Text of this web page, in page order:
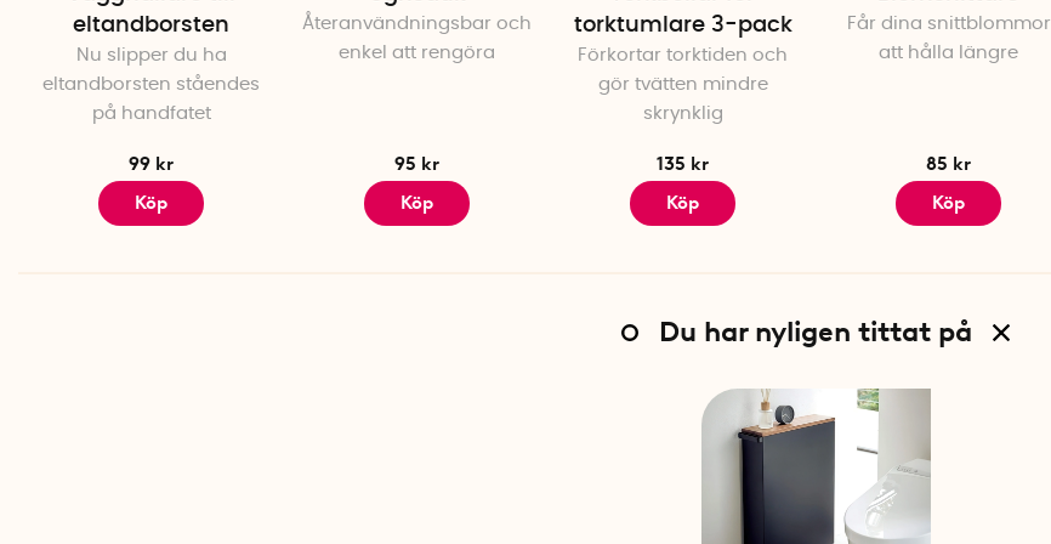
eltandborsten
Nu slipper du ha
eltandborsten ståendes
på handfatet
99 kr
Köp
Återanvändningsbar och
enkel att rengöra
95 kr
Köp
torktumlare 3-pack
Förkortar torktiden och
gör tvätten mindre
skrynklig
135 kr
Köp
Får dina snittblommor
att hålla längre
85 kr
Köp
Du har nyligen tittat på